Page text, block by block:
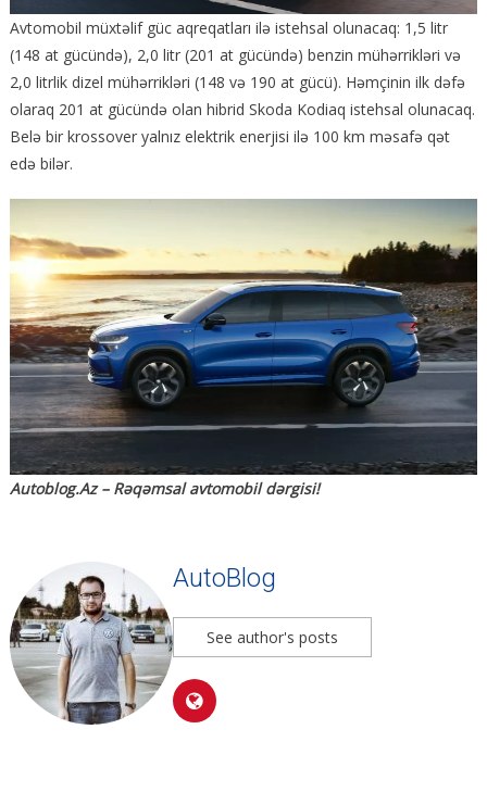
Avtomobil müxtəlif güc aqreqatları ilə istehsal olunacaq: 1,5 litr
(148 at gücündə), 2,0 litr (201 at gücündə) benzin mühərrikləri və
2,0 litrlik dizel mühərrikləri (148 və 190 at gücü). Həmçinin ilk dəfə
olaraq 201 at gücündə olan hibrid Skoda Kodiaq istehsal olunacaq.
Belə bir krossover yalnız elektrik enerjisi ilə 100 km məsafə qət
edə bilər.
Autoblog.Az – Rəqəmsal avtomobil dərgisi!
AutoBlog
See author's posts